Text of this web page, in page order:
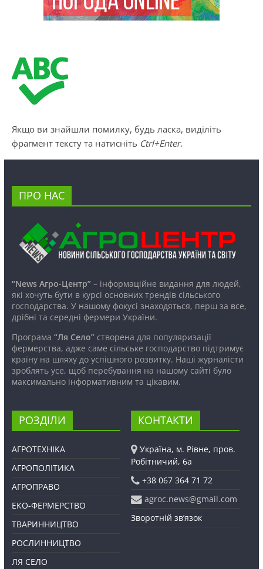
Якщо ви знайшли помилку, будь ласка, виділіть
фрагмент тексту та натисніть Ctrl+Enter.
ПРО НАС
“News Агро-Центр”– інформаційне видання для людей,
які хочуть бути в курсі основних трендів сільського
господарства. У нашому фокусі знаходяться, перш за все,
дрібні та середні фермери України.
Програма “Ля Село”створена для популяризації
фермерства, адже саме сільське господарство підтримує
країну на шляху до успішного розвитку. Наші журналісти
зроблять усе, щоб перебування на нашому сайті було
максимально інформативним та цікавим.
РОЗДІЛИ
АГРОТЕХНІКА
АГРОПОЛІТИКА
АГРОПРАВО
ЕКО-ФЕРМЕРСТВО
ТВАРИННИЦТВО
РОСЛИННИЦТВО
ЛЯ СЕЛО
КОНТАКТИ
Україна, м. Рівне, пров.
Робітничий, 6а
+38 067 364 71 72
agroc.news@gmail.com
Зворотній зв’язок